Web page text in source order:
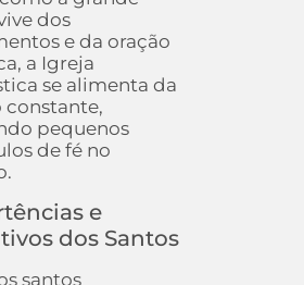
dos
e da oração
a Igreja
se alimenta da
constante,
pequenos
de fé no
e
dos Santos
santos